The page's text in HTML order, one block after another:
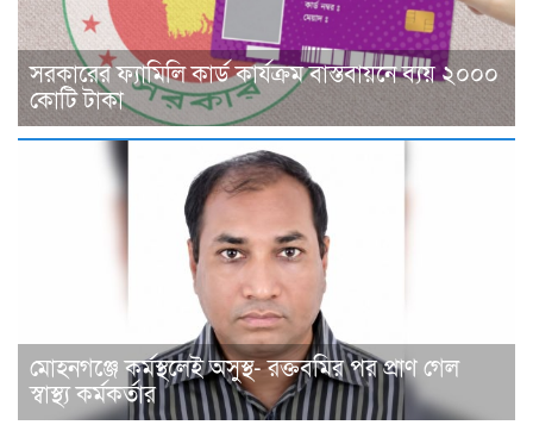
সরকারের ফ্যামিলি কার্ড কার্যক্রম বাস্তবায়নে ব্যয় ২০০০
কোটি টাকা
মোহনগঞ্জে কর্মস্থলেই অসুস্থ- রক্তবমির পর প্রাণ গেল
স্বাস্থ্য কর্মকর্তার